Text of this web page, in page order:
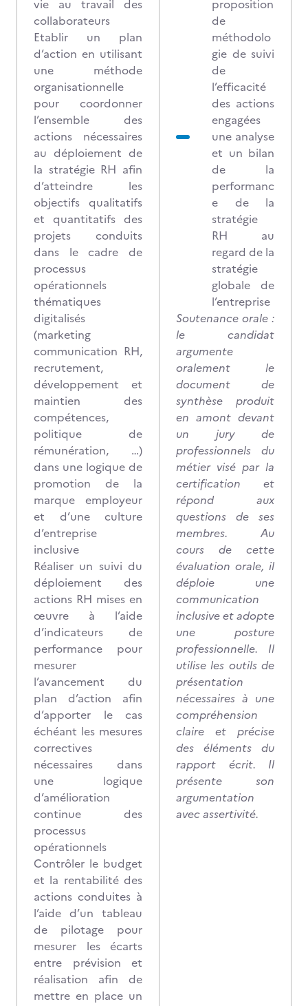
vie au travail des
collaborateurs
Etablir un plan
d’action en utilisant
une méthode
organisationnelle
pour coordonner
l’ensemble des
actions nécessaires
au déploiement de
la stratégie RH afin
d’atteindre les
objectifs qualitatifs
et quantitatifs des
projets conduits
dans le cadre de
processus
opérationnels
thématiques
digitalisés
(marketing
communication RH,
recrutement,
développement et
maintien des
compétences,
politique de
rémunération, …)
dans une logique de
promotion de la
marque employeur
et d’une culture
d’entreprise
inclusive
Réaliser un suivi du
déploiement des
actions RH mises en
œuvre à l’aide
d’indicateurs de
performance pour
mesurer
l’avancement du
plan d’action afin
d’apporter le cas
échéant les mesures
correctives
nécessaires dans
une logique
d’amélioration
continue des
processus
opérationnels
Contrôler le budget
et la rentabilité des
actions conduites à
l’aide d’un tableau
de pilotage pour
mesurer les écarts
entre prévision et
réalisation afin de
mettre en place un
proposition
de
méthodolo
gie de suivi
de
l’efficacité
des actions
engagées
une analyse
et un bilan
de la
performanc
e de la
stratégie
RH au
regard de la
stratégie
globale de
l’entreprise
Soutenance orale :
le candidat
argumente
oralement le
document de
synthèse produit
en amont devant
un jury de
professionnels du
métier visé par la
certification et
répond aux
questions de ses
membres. Au
cours de cette
évaluation orale, il
déploie une
communication
inclusive et adopte
une posture
professionnelle. Il
utilise les outils de
présentation
nécessaires à une
compréhension
claire et précise
des éléments du
rapport écrit. Il
présente son
argumentation
avec assertivité.